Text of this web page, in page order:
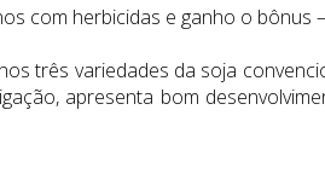
com herbicidas e ganho o bônus
três variedades da soja
apresenta bom